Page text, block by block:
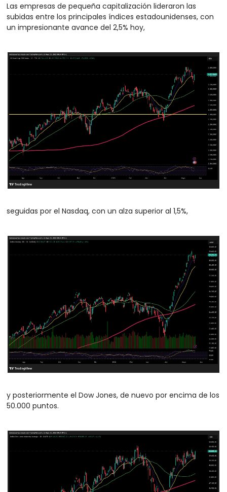
Las empresas de pequeña capitalización lideraron las
subidas entre los principales índices estadounidenses, con
un impresionante avance del 2,5% hoy,
seguidas por el Nasdaq, con un alza superior al 1,5%,
y posteriormente el Dow Jones, de nuevo por encima de los
50.000 puntos.